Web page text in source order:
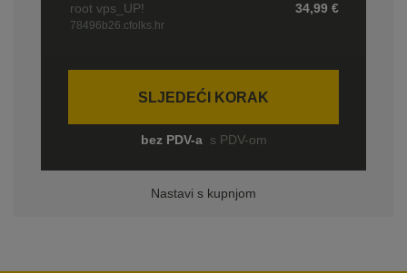
root vps_UP!
78496b26.cfolks.hr
34,99 €
SLJEDEĆI KORAK
bez PDV-a s PDV-om
Nastavi s kupnjom